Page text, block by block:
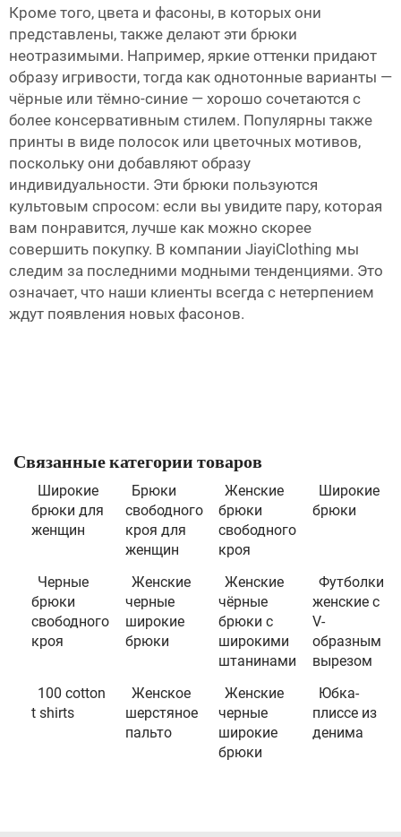
Кроме того, цвета и фасоны, в которых они
представлены, также делают эти брюки
неотразимыми. Например, яркие оттенки придают
образу игривости, тогда как однотонные варианты —
чёрные или тёмно-синие — хорошо сочетаются с
более консервативным стилем. Популярны также
принты в виде полосок или цветочных мотивов,
поскольку они добавляют образу
индивидуальности. Эти брюки пользуются
культовым спросом: если вы увидите пару, которая
вам понравится, лучше как можно скорее
совершить покупку. В компании JiayiClothing мы
следим за последними модными тенденциями. Это
означает, что наши клиенты всегда с нетерпением
ждут появления новых фасонов.
Связанные категории товаров
Широкие
брюки для
женщин
Брюки
свободного
кроя для
женщин
Женские
брюки
свободного
кроя
Широкие
брюки
Черные
брюки
свободного
кроя
Женские
черные
широкие
брюки
Женские
чёрные
брюки с
широкими
штанинами
Футболки
женские с
V-
образным
вырезом
100 cotton
t shirts
Женское
шерстяное
пальто
Женские
черные
широкие
брюки
Юбка-
плиссе из
денима